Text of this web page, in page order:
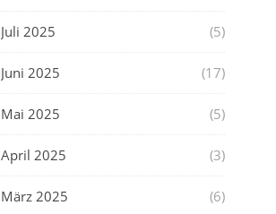
Juli 2025 (5)
Juni 2025 (17)
Mai 2025 (5)
April 2025 (3)
März 2025 (6)